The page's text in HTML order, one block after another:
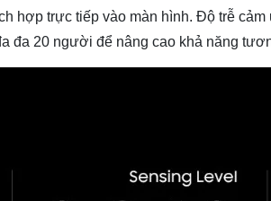
hợp trực tiếp vào màn hình. Độ trễ
đa 20 người để nâng cao khả năng